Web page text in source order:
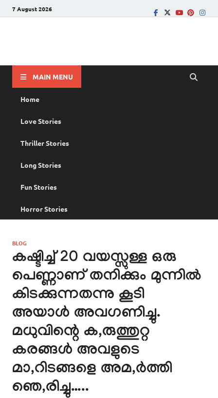
7 August 2026
MAIN MENU
Home
Love Stories
Thriller Stories
Long Stories
Fun Stories
Horror Stories
BLOG
കഷ്ടിച്ച് 20 വയസ്സുള്ള ഒരു
പെണ്ണാണ് തനിക്കും മുന്നിൽ
കിടക്കുന്നതന്നു കൂടി
അയാൾ അവഗണിച്ചു.
മധുവിന്റെ ക,രുത്തുറ്റ
കരങ്ങൾ അവളുടെ
മാ,റിടങ്ങളെ അമ,ർത്തി
ഞെ,രിച്ചു…..